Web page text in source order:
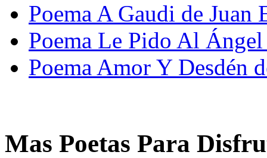
Poema A Gaudi de Juan
Poema Le Pido Al
Poema Amor Y Desdén
Mas Poetas Para